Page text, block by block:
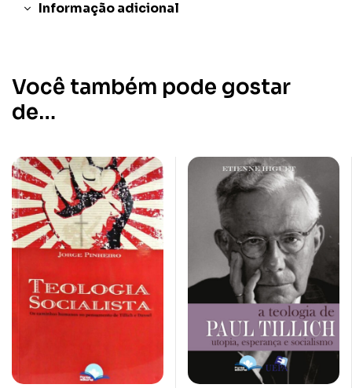
Informação adicional
Você também pode gostar
de…